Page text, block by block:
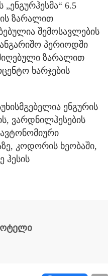
6.5
ზარალით
შემოსავლების
პერიოდში
ზარალით
ხარჯების
ენგურის
ვარდნილჰესების
კოდორის ხეობაში,
ჰესის